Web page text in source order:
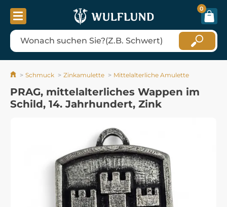
0
Schmuck Zinkamulette Mittelalterliche Amulette
PRAG, mittelalterliches Wappen im
Schild, 14. Jahrhundert, Zink